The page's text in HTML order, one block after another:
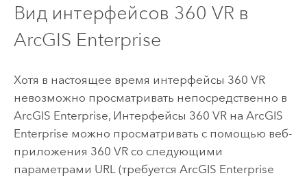
Вид интерфейсов 360 VR в
ArcGIS Enterprise
Хотя в настоящее время интерфейсы 360 VR
невозможно просматривать непосредственно в
ArcGIS Enterprise, Интерфейсы 360 VR на ArcGIS
Enterprise можно просматривать с помощью веб-
приложения 360 VR со следующими
параметрами URL (требуется ArcGIS Enterprise